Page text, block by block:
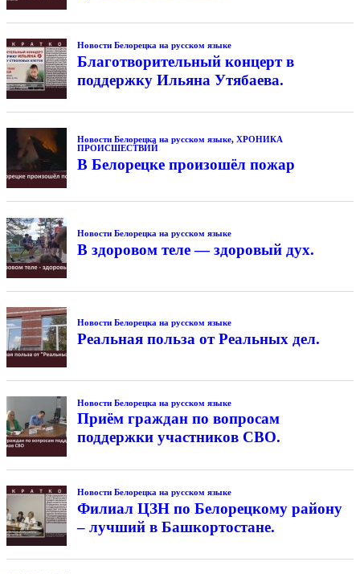
Новости Белорецка на русском языке
Благотворительный концерт в
поддержку Ильяна Утябаева.
Новости Белорецка на русском языке, ХРОНИКА
ПРОИСШЕСТВИЙ
В Белорецке произошёл пожар
Новости Белорецка на русском языке
В здоровом теле — здоровый дух.
Новости Белорецка на русском языке
Реальная польза от Реальных дел.
Новости Белорецка на русском языке
Приём граждан по вопросам
поддержки участников СВО.
Новости Белорецка на русском языке
Филиал ЦЗН по Белорецкому району
– лучший в Башкортостане.